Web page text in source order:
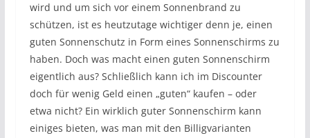
wird und um sich vor einem Sonnenbrand zu
schützen, ist es heutzutage wichtiger denn je, einen
guten Sonnenschutz in Form eines Sonnenschirms zu
haben. Doch was macht einen guten Sonnenschirm
eigentlich aus? Schließlich kann ich im Discounter
doch für wenig Geld einen „guten“ kaufen – oder
etwa nicht? Ein wirklich guter Sonnenschirm kann
einiges bieten, was man mit den Billigvarianten